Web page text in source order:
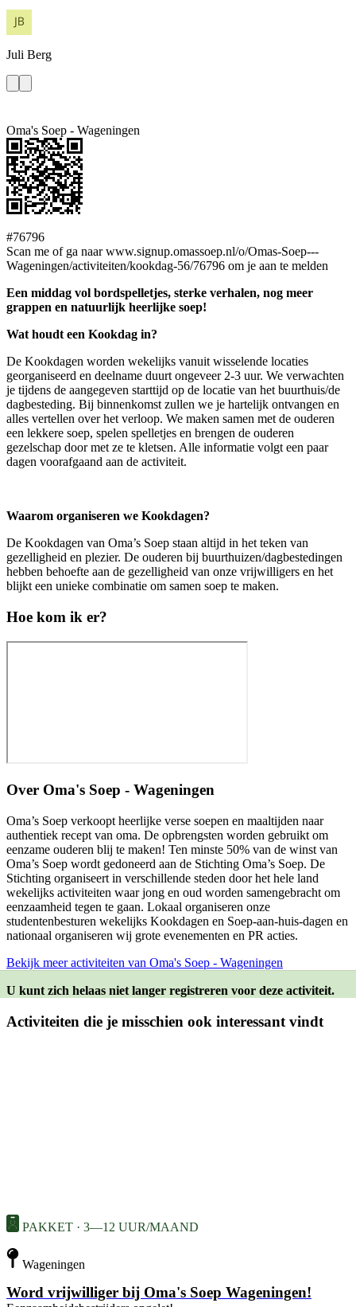
Juli Berg
Oma's Soep - Wageningen
#76796
Scan me of ga naar www.signup.omassoep.nl/o/Omas-Soep---
Wageningen/activiteiten/kookdag-56/76796 om je aan te melden
Een middag vol bordspelletjes, sterke verhalen, nog meer
grappen en natuurlijk heerlijke soep!
Wat houdt een Kookdag in?
De Kookdagen worden wekelijks vanuit wisselende locaties
georganiseerd en deelname duurt ongeveer 2-3 uur. We verwachten
je tijdens de aangegeven starttijd op de locatie van het buurthuis/de
dagbesteding. Bij binnenkomst zullen we je hartelijk ontvangen en
alles vertellen over het verloop. We maken samen met de ouderen
een lekkere soep, spelen spelletjes en brengen de ouderen
gezelschap door met ze te kletsen. Alle informatie volgt een paar
dagen voorafgaand aan de activiteit.
Waarom organiseren we Kookdagen?
De Kookdagen van Oma’s Soep staan altijd in het teken van
gezelligheid en plezier. De ouderen bij buurthuizen/dagbestedingen
hebben behoefte aan de gezelligheid van onze vrijwilligers en het
blijkt een unieke combinatie om samen soep te maken.
Hoe kom ik er?
Over Oma's Soep - Wageningen
Oma’s Soep verkoopt heerlijke verse soepen en maaltijden naar
authentiek recept van oma. De opbrengsten worden gebruikt om
eenzame ouderen blij te maken! Ten minste 50% van de winst van
Oma’s Soep wordt gedoneerd aan de Stichting Oma’s Soep. De
Stichting organiseert in verschillende steden door het hele land
wekelijks activiteiten waar jong en oud worden samengebracht om
eenzaamheid tegen te gaan. Lokaal organiseren onze
studentenbesturen wekelijks Kookdagen en Soep-aan-huis-dagen en
nationaal organiseren wij grote evenementen en PR acties.
Bekijk meer activiteiten van Oma's Soep - Wageningen
U kunt zich helaas niet langer registreren voor deze activiteit.
Activiteiten die je misschien ook interessant vindt
PAKKET · 3—12 UUR/MAAND
Wageningen
Word vrijwilliger bij Oma's Soep Wageningen!